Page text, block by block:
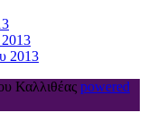
2013
2013
Καλλιθέας powered